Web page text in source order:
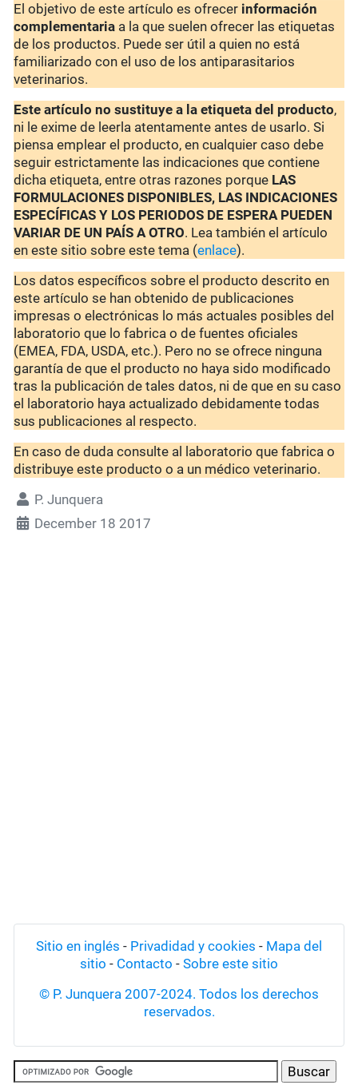
El objetivo de este artículo es ofrecer información
complementaria a la que suelen ofrecer las etiquetas
de los productos. Puede ser útil a quien no está
familiarizado con el uso de los antiparasitarios
veterinarios.
Este artículo no sustituye a la etiqueta del producto,
ni le exime de leerla atentamente antes de usarlo. Si
piensa emplear el producto, en cualquier caso debe
seguir estrictamente las indicaciones que contiene
dicha etiqueta, entre otras razones porque LAS
FORMULACIONES DISPONIBLES, LAS INDICACIONES
ESPECÍFICAS Y LOS PERIODOS DE ESPERA PUEDEN
VARIAR DE UN PAÍS A OTRO. Lea también el artículo
en este sitio sobre este tema (enlace).
Los datos específicos sobre el producto descrito en
este artículo se han obtenido de publicaciones
impresas o electrónicas lo más actuales posibles del
laboratorio que lo fabrica o de fuentes oficiales
(EMEA, FDA, USDA, etc.). Pero no se ofrece ninguna
garantía de que el producto no haya sido modificado
tras la publicación de tales datos, ni de que en su caso
el laboratorio haya actualizado debidamente todas
sus publicaciones al respecto.
En caso de duda consulte al laboratorio que fabrica o
distribuye este producto o a un médico veterinario.
P. Junquera
December 18 2017
Sitio en inglés - Privadidad y cookies - Mapa del
sitio - Contacto - Sobre este sitio
© P. Junquera 2007-2024. Todos los derechos
reservados.